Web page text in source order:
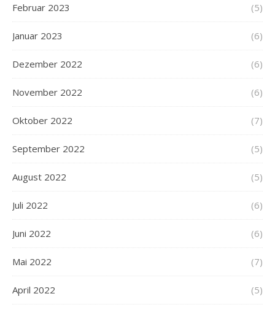
Februar 2023 (5)
Januar 2023 (6)
Dezember 2022 (6)
November 2022 (6)
Oktober 2022 (7)
September 2022 (5)
August 2022 (5)
Juli 2022 (6)
Juni 2022 (6)
Mai 2022 (7)
April 2022 (5)